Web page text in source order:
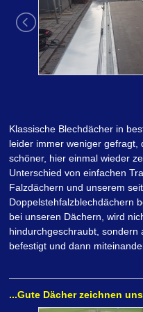
Klassische Blechdächer in
leider immer weniger
schöner, hier einmal wieder
Unterschied von einfachen
Falzdächern und unserem
Doppelstehfalzblechdächern
bei unseren Dächern, wird
hindurchgeschraubt, sondern
befestigt und dann
...Gute Dächer zeichnen